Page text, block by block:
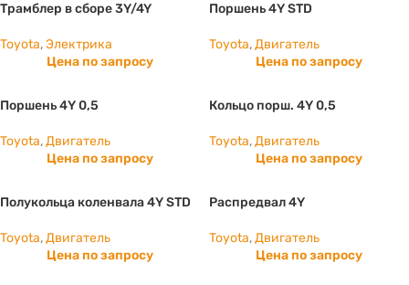
Трамблер в сборе 3Y/4Y
Toyota,Электрика
Цена по запросу
Поршень 4Y STD
Toyota,Двигатель
Цена по запросу
Поршень 4Y 0,5
Toyota,Двигатель
Цена по запросу
Кольцо порш. 4Y 0,5
Toyota,Двигатель
Цена по запросу
Полукольца коленвала 4Y STD
Toyota,Двигатель
Цена по запросу
Распредвал 4Y
Toyota,Двигатель
Цена по запросу